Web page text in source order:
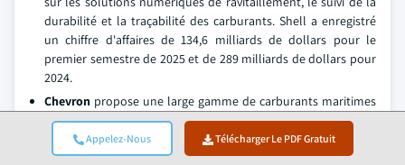
Appelez-Nous Télécharger Le PDF Gratuit
durabilité et la traçabilité des carburants. Shell a enregistré
un chiffre d'affaires de 134,6 milliards de dollars pour le
premier semestre de 2025 et de 289 milliards de dollars pour
2024.
Chevron propose une large gamme de carburants maritimes
adaptés aux besoins réglementaires, y compris le HSFO pour
les navires équipés de scrubbers, le VLSFO pour la conformité
aux émissions faibles et le MGO pour des opérations plus